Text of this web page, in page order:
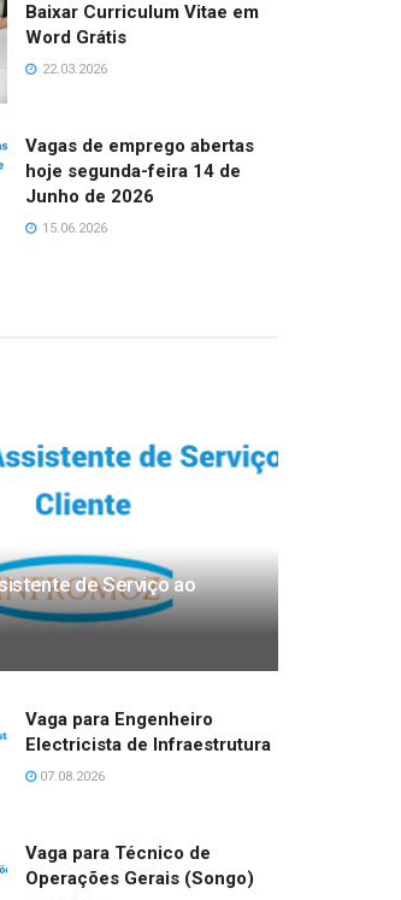
Baixar Curriculum Vitae em
Word Grátis
22.03.2026
Vagas de emprego abertas
hoje segunda-feira 14 de
Junho de 2026
15.06.2026
de Serviço ao
Vaga para Engenheiro
Electricista de Infraestrutura
07.08.2026
Vaga para Técnico de
Operações Gerais (Songo)